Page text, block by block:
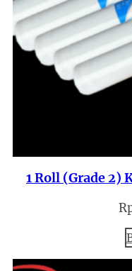
1 Roll (Grade 2)